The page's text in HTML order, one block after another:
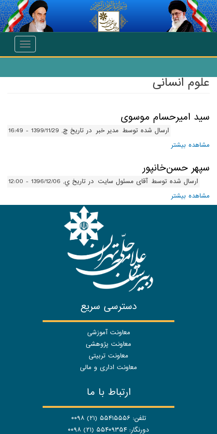
انتقال به محتوای اصلی
Toggle
علوم انسانی
سید امیرحسام موسوی
ارسال شده توسط مدیر خبر در تاریخ چ, 1399/11/29 - 16:49
مشاهده بیشتر
سپهر حسن‌خانپور
ارسال شده توسط آقای مسئول سایت در تاریخ ي, 1396/12/06 - 12:00
مشاهده بیشتر
دسترسی سریع
معاونت آموزشی
معاونت پژوهشی
معاونت تربیتی
معاونت اداری و مالی
ارتباط با ما
تلفن: ۵۵۴۱۵۵۵۶ (۲۱) ۰۰۹۸
دورنگار: ۵۵۴۰۹۳۵۴ (۲۱) ۰۰۹۸